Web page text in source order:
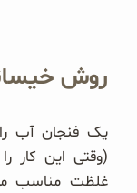
روش
(وقتی این کار
غلظت مناسب